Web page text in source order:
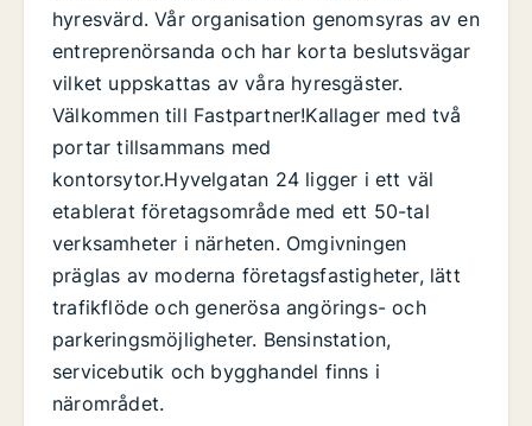
hyresvärd. Vår organisation genomsyras av en
entreprenörsanda och har korta beslutsvägar
vilket uppskattas av våra hyresgäster.
Välkommen till Fastpartner!Kallager med två
portar tillsammans med
kontorsytor.Hyvelgatan 24 ligger i ett väl
etablerat företagsområde med ett 50-tal
verksamheter i närheten. Omgivningen
präglas av moderna företagsfastigheter, lätt
trafikflöde och generösa angörings- och
parkeringsmöjligheter. Bensinstation,
servicebutik och bygghandel finns i
närområdet.